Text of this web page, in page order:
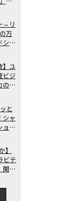
⇔リ
万
シン
】ユ
ビジ
の透
と
シャ
ョル
】
ビテ
開発